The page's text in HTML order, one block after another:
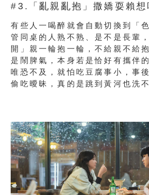
#3.「亂親亂抱」撒嬌耍賴想
有些人一喝醉就會自動切換到「
管同桌的人熟不熟、是不是長輩
開」親一輪抱一輪，不給親不給
是鬧脾氣，本身若是恰好有攜伴
唯恐不及，就怕吃豆腐事小，事
偷吃曖昧，真的是跳到黃河也洗不